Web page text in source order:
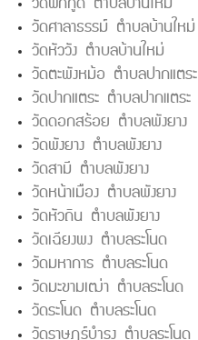
วัดศาลาธรรม์ ตำบลบ้านใหม่
วัดหัววัง ตำบลบ้านใหม่
วัดตะพังหม้อ ตำบลปากแตระ
วัดปากแตระ ตำบลปากแตระ
วัดดอกสร้อย ตำบลพังยาง
วัดพังยาง ตำบลพังยาง
วัดสามี ตำบลพังยาง
วัดหน้าเมือง ตำบลพังยาง
วัดหัวถิน ตำบลพังยาง
วัดเฉียงพง ตำบลระโนด
วัดมหาการ ตำบลระโนด
วัดมะขามเฒ่า ตำบลระโนด
วัดระโนด ตำบลระโนด